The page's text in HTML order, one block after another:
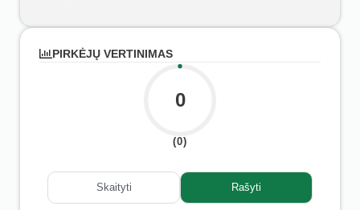
PIRKĖJŲ VERTINIMAS
0
(0)
Skaityti Rašyti